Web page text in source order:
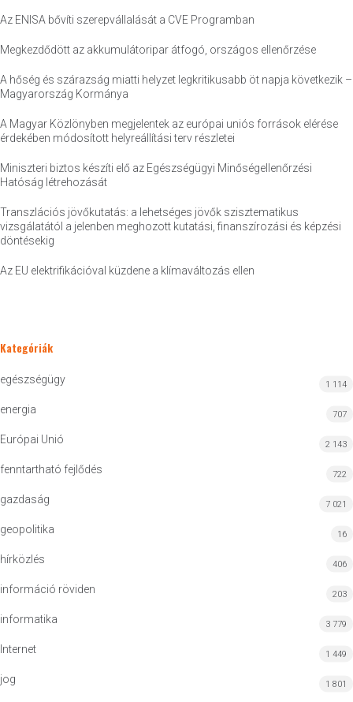
Az ENISA bővíti szerepvállalását a CVE Programban
Megkezdődött az akkumulátoripar átfogó, országos ellenőrzése
A hőség és szárazság miatti helyzet legkritikusabb öt napja következik –
Magyarország Kormánya
A Magyar Közlönyben megjelentek az európai uniós források elérése
érdekében módosított helyreállítási terv részletei
Miniszteri biztos készíti elő az Egészségügyi Minőségellenőrzési
Hatóság létrehozását
Transzlációs jövőkutatás: a lehetséges jövők szisztematikus
vizsgálatától a jelenben meghozott kutatási, finanszírozási és képzési
döntésekig
Az EU elektrifikációval küzdene a klímaváltozás ellen
Kategóriák
egészségügy 1 114
energia 707
Európai Unió 2 143
fenntartható fejlődés 722
gazdaság 7 021
geopolitika 16
hírközlés 406
információ röviden 203
informatika 3 779
Internet 1 449
jog 1 801